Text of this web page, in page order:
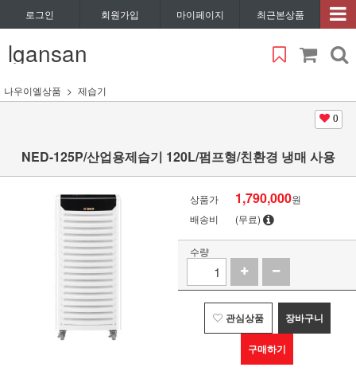
로그인 회원가입 마이페이지 최근본상품
lgansan
나우이엘상품 제습기
0
NED-125P/산업용제습기 120L/펌프형/친환경 냉매 사용
상품가 1,790,000원
배송비
(무료)
수량
관심상품 장바구니
구매하기